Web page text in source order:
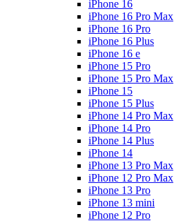
iPhone 16
iPhone 16 Pro Max
iPhone 16 Pro
iPhone 16 Plus
iPhone 16 e
iPhone 15 Pro
iPhone 15 Pro Max
iPhone 15
iPhone 15 Plus
iPhone 14 Pro Max
iPhone 14 Pro
iPhone 14 Plus
iPhone 14
iPhone 13 Pro Max
iPhone 12 Pro Max
iPhone 13 Pro
iPhone 13 mini
iPhone 12 Pro